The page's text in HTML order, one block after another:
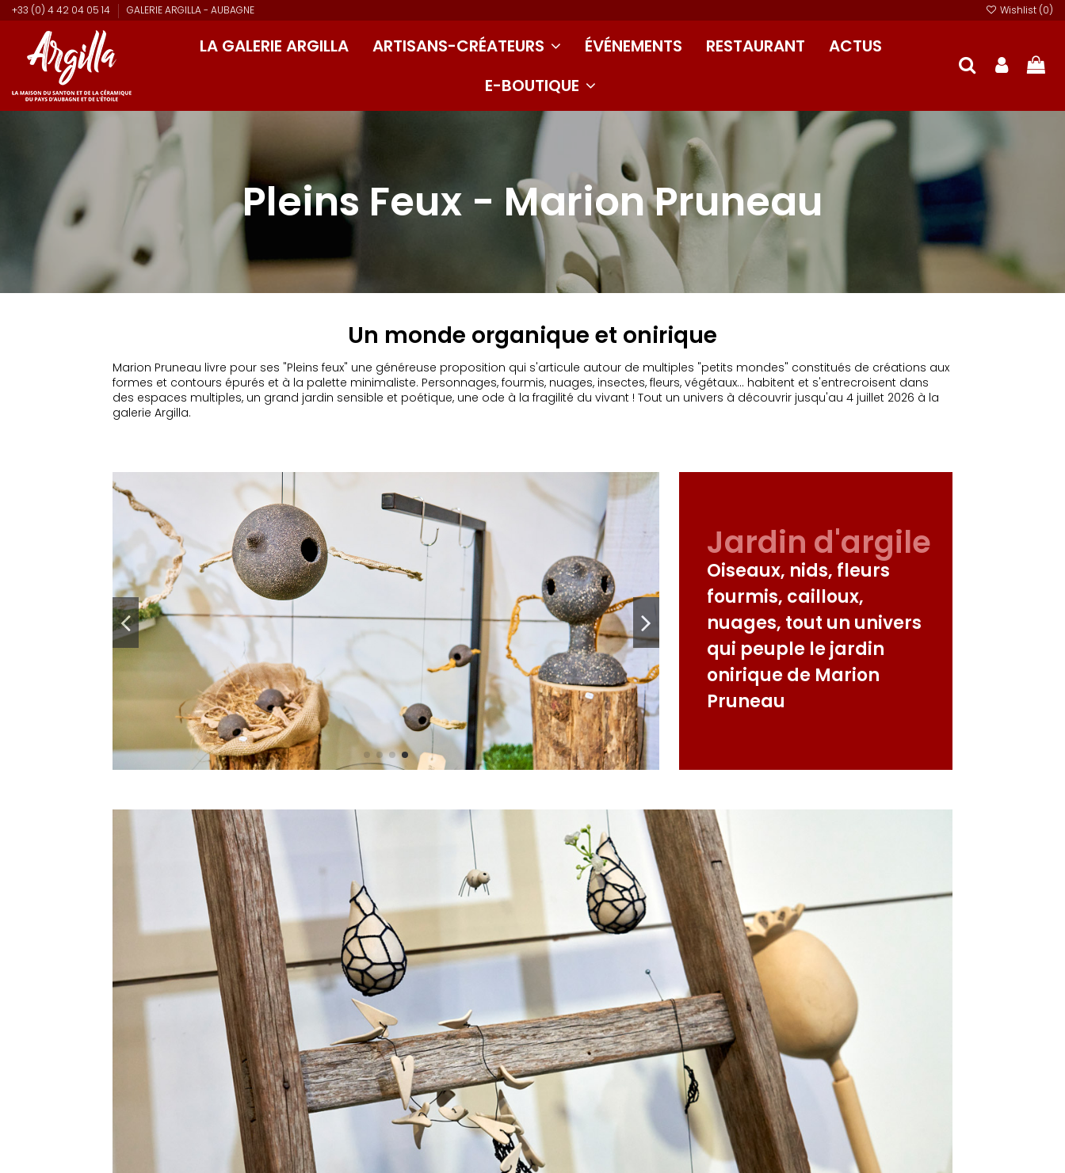
+33 (0) 4 42 04 05 14 GALERIE ARGILLA - AUBAGNE Wishlist (0)
LA GALERIE ARGILLA ARTISANS-CRÉATEURS ÉVÉNEMENTS RESTAURANT
ACTUS
E-BOUTIQUE
Pleins Feux - Marion Pruneau
Un monde organique et onirique
Marion Pruneau livre pour ses "Pleins feux" une généreuse proposition qui s'articule autour de multiples "petits mondes" constitués de créations aux
formes et contours épurés et à la palette minimaliste. Personnages, fourmis, nuages, insectes, fleurs, végétaux… habitent et s'entrecroisent dans
des espaces multiples, un grand jardin sensible et poétique, une ode à la fragilité du vivant ! Tout un univers à découvrir jusqu'au 4 juillet 2026 à la
galerie Argilla.
Jardin d'argile
Oiseaux, nids, fleurs
fourmis, cailloux,
nuages, tout un univers
qui peuple le jardin
onirique de Marion
Pruneau